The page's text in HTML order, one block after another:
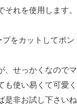
れを使用します。
をカットしてボン
、せっかくなので
使い易くて可愛く
是非お試し下さい